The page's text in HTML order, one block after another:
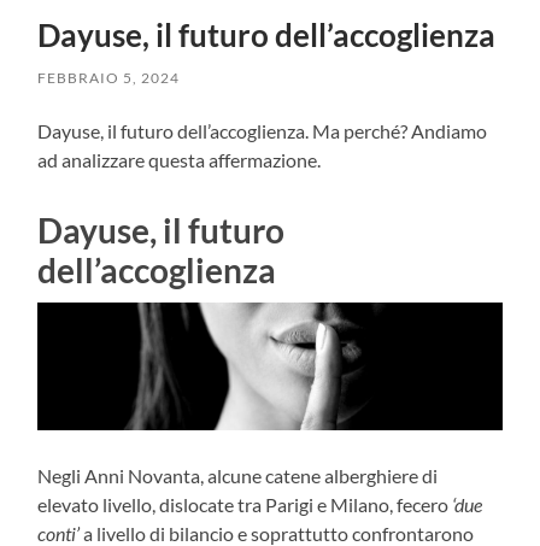
Dayuse, il futuro dell’accoglienza
FEBBRAIO 5, 2024
Dayuse, il futuro dell’accoglienza. Ma perché? Andiamo
ad analizzare questa affermazione.
Dayuse, il futuro
dell’accoglienza
Negli Anni Novanta, alcune catene alberghiere di
elevato livello, dislocate tra Parigi e Milano, fecero ‘due
conti’a livello di bilancio e soprattutto confrontarono